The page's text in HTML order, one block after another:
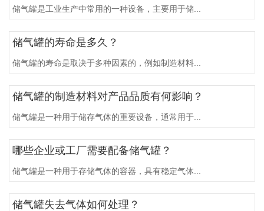
储气罐是工业生产中常用的一种设备，主要用于储...
储气罐的寿命是多久？
储气罐的寿命是取决于多种因素的，例如制造材料...
储气罐的制造材料对产品品质有何影响？
储气罐是一种用于储存气体的重要设备，通常用于...
哪些企业或工厂需要配备储气罐？
储气罐是一种用于存储气体的容器，具有稳定气体...
储气罐失去气体如何处理？